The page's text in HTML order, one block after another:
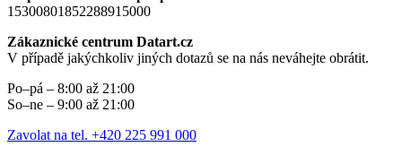
15300801852288915000
Zákaznické centrum Datart.cz
V případě jakýchkoliv jiných dotazů se na nás neváhejte obrátit.
Po–pá – 8:00 až 21:00
So–ne – 9:00 až 21:00
Zavolat na tel. +420 225 991 000